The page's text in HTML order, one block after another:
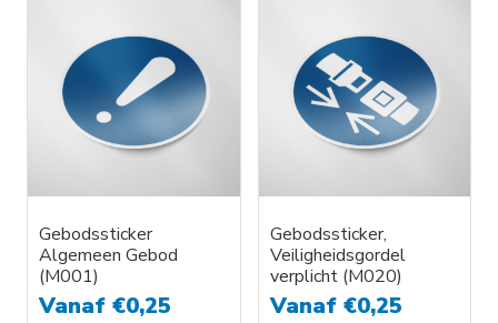
Gebodssticker
Algemeen Gebod
(M001)
Vanaf €0,25
Gebodssticker,
Veiligheidsgordel
verplicht (M020)
Vanaf €0,25